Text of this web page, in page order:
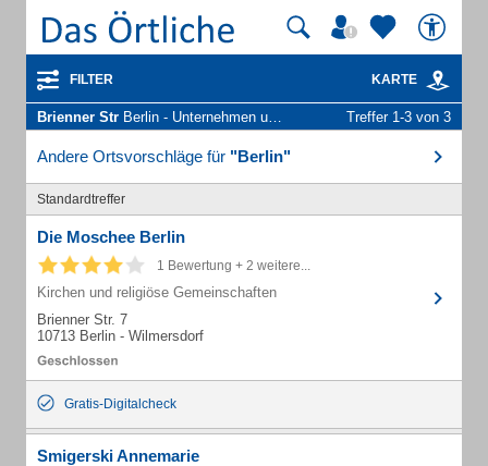
FILTER KARTE
Brienner Str Berlin - Unternehmen und Personen Treffer 1-3 von 3
Andere Ortsvorschläge für "Berlin"
Standardtreffer
Die Moschee Berlin
1 Bewertung + 2 weitere...
Kirchen und religiöse Gemeinschaften
Brienner Str. 7
10713 Berlin - Wilmersdorf
Gratis-Digitalcheck
Smigerski Annemarie